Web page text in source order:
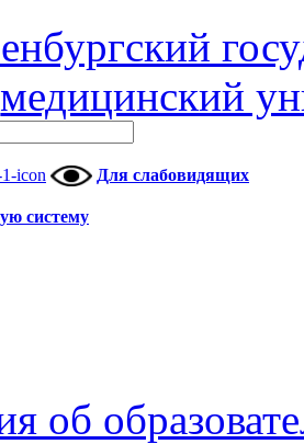
медицинский
Для слабовидящих
систему
об